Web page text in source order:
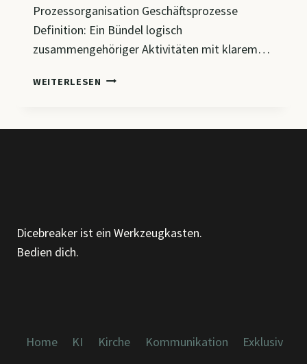
Prozessorganisation Geschäftsprozesse
Definition: Ein Bündel logisch
zusammengehöriger Aktivitäten mit klarem…
WEITERLESEN CM6
Dicebreaker ist ein Werkzeugkasten.
Bedien dich.
Home KI Kirche Kommunikation
Exklusiv